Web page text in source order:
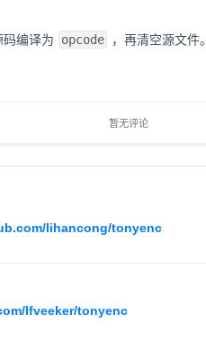
码编译为 opcode
，再清空源文件。
暂无评论
lihancong/tonyenc
lfveeker/tonyenc